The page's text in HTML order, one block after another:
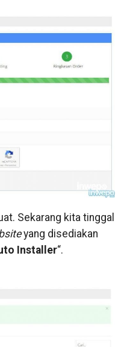
Sekarang kita tinggal
yang disediakan
Installer“.